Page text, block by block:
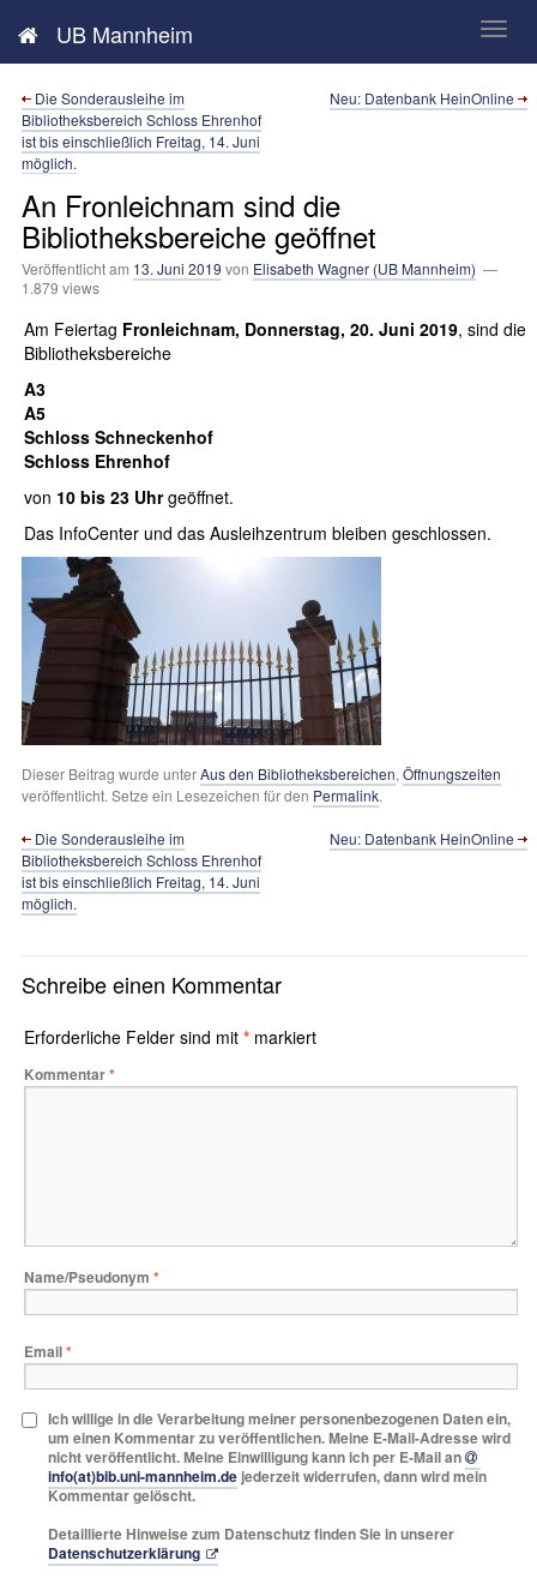
UB Mannheim
Neues aus der UB Mannheim
Die Sonderausleihe im
Bibliotheksbereich Schloss Ehrenhof
ist bis einschließlich Freitag, 14. Juni
möglich.
Neu: Datenbank HeinOnline
An Fronleichnam sind die
Bibliotheksbereiche geöffnet
Veröffentlicht am 13. Juni 2019 von Elisabeth Wagner (UB Mannheim) —
1.879 views
Am Feiertag Fronleichnam, Donnerstag, 20. Juni 2019, sind die
Bibliotheksbereiche
A3
A5
Schloss Schneckenhof
Schloss Ehrenhof
von 10 bis 23 Uhrgeöffnet.
Das InfoCenter und das Ausleihzentrum bleiben geschlossen.
Dieser Beitrag wurde unterAus den Bibliotheksbereichen, Öffnungszeiten
veröffentlicht. Setze ein Lesezeichen für den Permalink.
Die Sonderausleihe im
Bibliotheksbereich Schloss Ehrenhof
ist bis einschließlich Freitag, 14. Juni
möglich.
Neu: Datenbank HeinOnline
Schreibe einen Kommentar
Erforderliche Felder sind mit * markiert
Kommentar*
Name/Pseudonym *
Email*
Ich willige in die Verarbeitung meiner personenbezogenen Daten ein,
um einen Kommentar zu veröffentlichen. Meine E-Mail-Adresse wird
nicht veröffentlicht. Meine Einwilligung kann ich per E-Mail an
info(at)bib.uni-mannheim.de jederzeit widerrufen, dann wird mein
Kommentar gelöscht.
Detaillierte Hinweise zum Datenschutz finden Sie in unserer
Datenschutzerklärung